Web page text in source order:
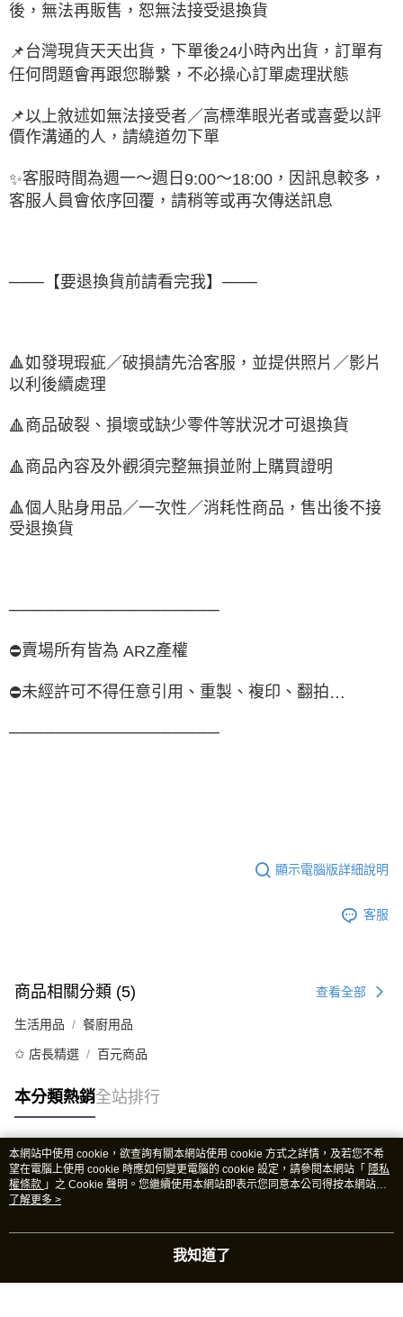
後，無法再販售，恕無法接受退換貨
📌 台灣現貨天天出貨，下單後24小時內出貨，訂單有
任何問題會再跟您聯繫，不必操心訂單處理狀態
📌以上敘述如無法接受者／高標準眼光者或喜愛以評
價作溝通的人，請繞道勿下單
✨客服時間為週一～週日 9:00～18:00 ，因訊息較多，
客服人員會依序回覆，請稍等或再次傳送訊息
───【要退換貨前請看完我】───
🔺如發現瑕疵／破損請先洽客服，並提供照片／影片
以利後續處理
🔺商品破裂、損壞或缺少零件等狀況才可退換貨
🔺商品內容及外觀須完整無損並附上購買證明
🔺個人貼身用品／一次性／消耗性商品，售出後不接
受退換貨
──────────────────
⛔️賣場所有皆為 ARZ產權
⛔️未經許可不得任意引用、重製、複印、翻拍…
──────────────────
顯示電腦版詳細說明
客服
商品相關分類 (5) 查看全部
生活用品 餐廚用品
✩ 店長精選 百元商品
本分類熱銷全站排行
熱門標籤
本網站中使用 cookie，欲查詢有關本網站使用 cookie 方式之詳情，及若您不希
望在電腦上使用 cookie 時應如何變更電腦的 cookie 設定，請參閱本網站「 隱私
權條款 」之 Cookie 聲明。您繼續使用本網站即表示您同意本公司得按本網站使
用條款之 Cookie 聲明使用 cookie。
了解更多 >
我知道了